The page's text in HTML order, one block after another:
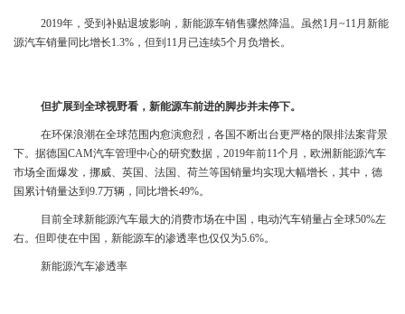
2019年，受到补贴退坡影响，新能源车销售骤然降温。虽然1月~11月新能
源汽车销量同比增长1.3%，但到11月已连续5个月负增长。
但扩展到全球视野看，新能源车前进的脚步并未停下。
在环保浪潮在全球范围内愈演愈烈，各国不断出台更严格的限排法案背景
下。据德国CAM汽车管理中心的研究数据，2019年前11个月，欧洲新能源汽车
市场全面爆发，挪威、英国、法国、荷兰等国销量均实现大幅增长，其中，德
国累计销量达到9.7万辆，同比增长49%。
目前全球新能源汽车最大的消费市场在中国，电动汽车销量占全球50%左
右。但即使在中国，新能源车的渗透率也仅仅为5.6%。
新能源汽车渗透率